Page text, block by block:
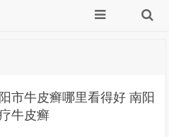
市牛皮癣哪里看得好 南阳
牛皮癣